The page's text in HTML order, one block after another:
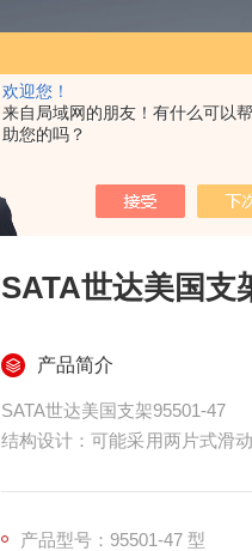
欢迎您！
来自局域网的朋友！有什么可以帮
助您的吗？
首页
SATA世达美国支
产品简介
SATA世达美国支架95501-47
结构设计：可能采用两片式滑
便于携带：支架上或许设有挂
产品型号：95501-47 型